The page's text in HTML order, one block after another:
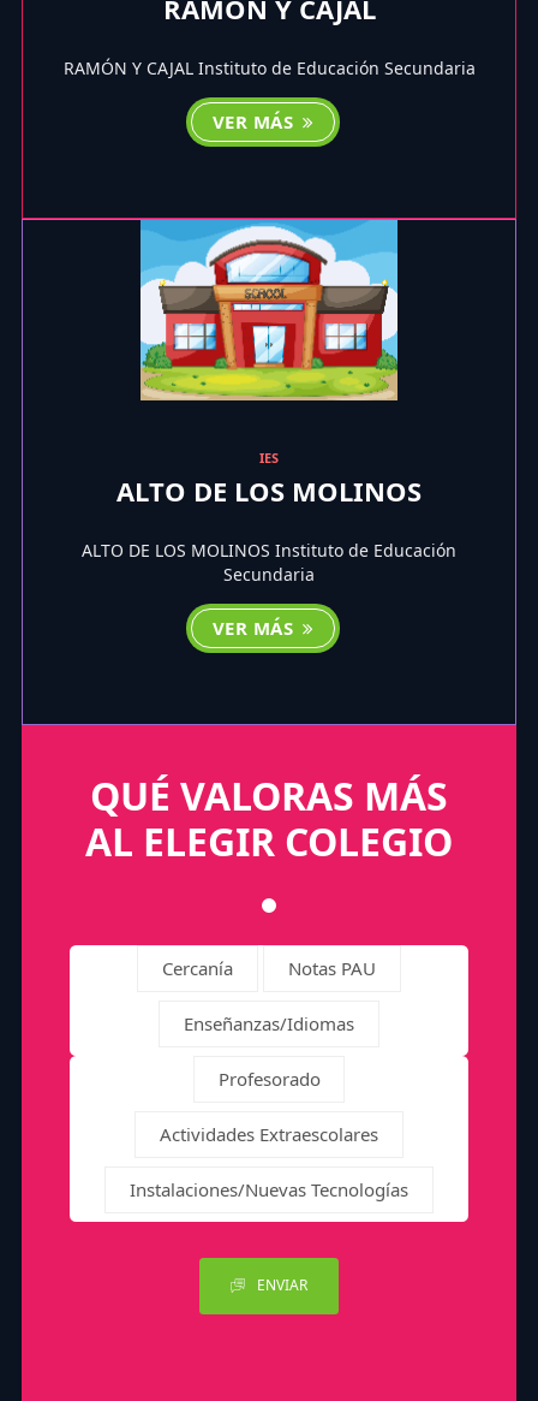
RAMÓN Y CAJAL
RAMÓN Y CAJAL Instituto de Educación Secundaria
VER MÁS
IES
ALTO DE LOS MOLINOS
ALTO DE LOS MOLINOS Instituto de Educación
Secundaria
VER MÁS
QUÉ VALORAS MÁS
AL ELEGIR COLEGIO
Cercanía Notas PAU
Enseñanzas/Idiomas
Profesorado
Actividades Extraescolares
Instalaciones/Nuevas Tecnologías
ENVIAR